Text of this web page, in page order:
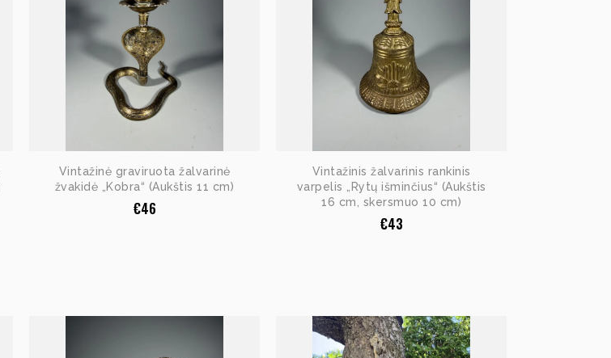
Vintažinė graviruota žalvarinė
žvakidė „Kobra“ (Aukštis 11 cm)
€46
Vintažinis žalvarinis rankinis
varpelis „Rytų išminčius“ (Aukštis
16 cm, skersmuo 10 cm)
€43